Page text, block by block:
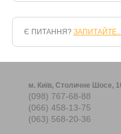
Є ПИТАННЯ?
м. Київ, Столичне Шосе,
(098) 767-68-88
(066) 458-13-75
(063) 568-20-36